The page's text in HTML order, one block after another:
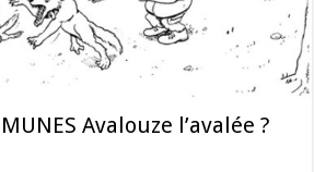
Avalouze l’avalée ?